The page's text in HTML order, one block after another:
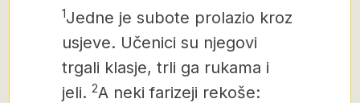
1Jedne je subote prolazio kroz
usjeve. Učenici su njegovi
trgali klasje, trli ga rukama i
jeli. 2A neki farizeji rekoše: